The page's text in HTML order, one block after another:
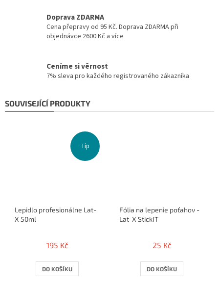
Doprava ZDARMA
Cena přepravy od 95 Kč. Doprava ZDARMA při
objednávce 2600 Kč a více
Ceníme si věrnost
7% sleva pro každého registrovaného zákazníka
SOUVISEJÍCÍ PRODUKTY
Tip
Lepidlo profesionálne Lat-
X 50ml
195 Kč
DO KOŠÍKU
Fólia na lepenie poťahov -
Lat-X StickIT
25 Kč
DO KOŠÍKU